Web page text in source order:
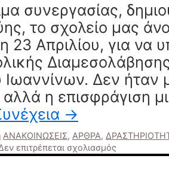
συνεργασίας,
το σχολείο μας
23 Απριλίου, για να
Ιωαννίνων. Δεν ήταν
η επισφράγιση
→
ΑΝΑΚΟΙΝΩΣΕΙΣ, ΑΡΘΡΑ,
επιτρέπεται σχολιασμός
Γέφυρες